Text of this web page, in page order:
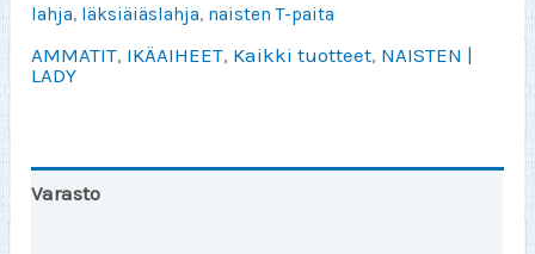
lahja, läksiäiäslahja, naisten T-paita
AMMATIT, IKÄAIHEET, Kaikki tuotteet, NAISTEN |
LADY
Varasto